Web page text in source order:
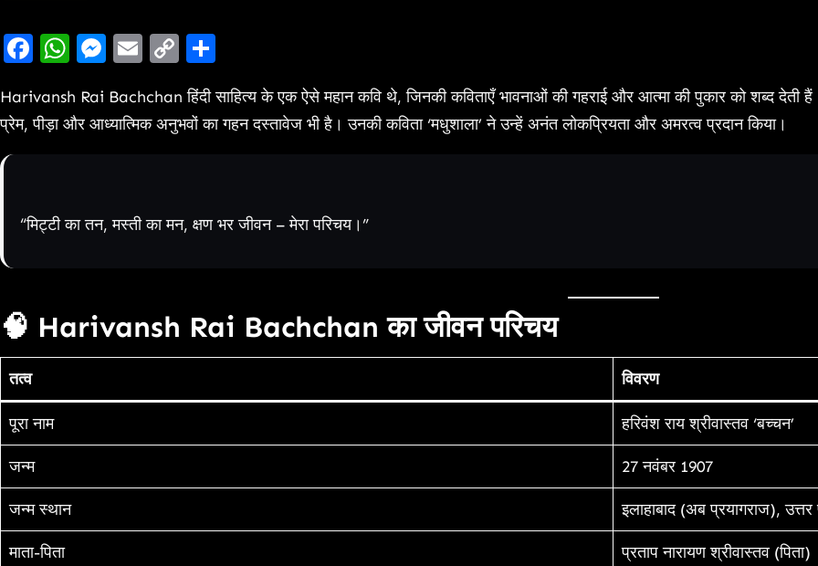
Facebook
WhatsApp
Messenger
Email
Copy
Harivansh Rai Bachchan हिंदी साहित्य के एक ऐसे महान कवि थे, जिनकी कविताएँ भावनाओं की गहराई और आत्मा की पुकार को शब्द देती
प्रेम, पीड़ा और आध्यात्मिक अनुभवों का गहन दस्तावेज भी है। उनकी कविता ‘मधुशाला’ ने उन्हें अनंत लोकप्रियता और अमरत्व प्रदान किया।
“मिट्टी का तन, मस्ती का मन, क्षण भर जीवन – मेरा परिचय।”
🧠 Harivansh Rai Bachchan का जीवन परिचय
तत्व विवरण
पूरा नाम हरिवंश राय श्रीवास्तव ‘बच्चन’
जन्म 27 नवंबर 1907
जन्म स्थान इलाहाबाद (अब प्रयागराज),
माता-पिता प्रताप नारायण श्रीवास्तव (पिता)